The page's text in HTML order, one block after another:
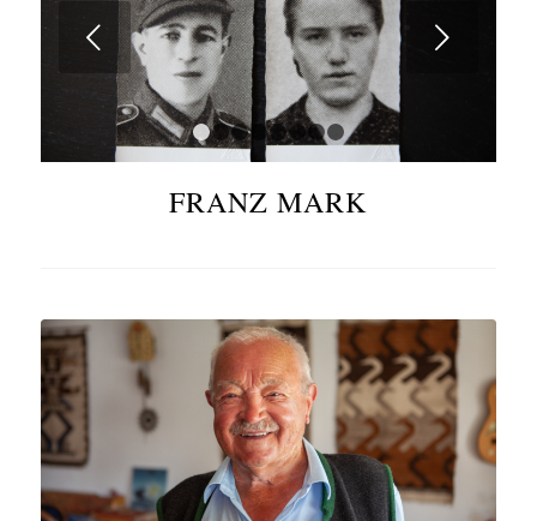
Weiter
1 2 3 4 5
FRANZ MARK